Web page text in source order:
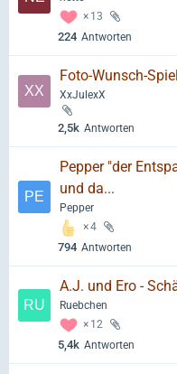
13
Antworten
224
Foto-Wunsch-
XxJulexX
Antworten
2,5k
Pepper "der
und da...
4
Pepper
Antworten
794
A.J. und Ero -
12
Ruebchen
Antworten
5,4k